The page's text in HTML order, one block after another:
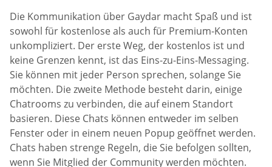
Die Kommunikation über Gaydar macht Spaß und ist
sowohl für kostenlose als auch für Premium-Konten
unkompliziert. Der erste Weg, der kostenlos ist und
keine Grenzen kennt, ist das Eins-zu-Eins-Messaging.
Sie können mit jeder Person sprechen, solange Sie
möchten. Die zweite Methode besteht darin, einige
Chatrooms zu verbinden, die auf einem Standort
basieren. Diese Chats können entweder im selben
Fenster oder in einem neuen Popup geöffnet werden.
Chats haben strenge Regeln, die Sie befolgen sollten,
wenn Sie Mitglied der Community werden möchten.